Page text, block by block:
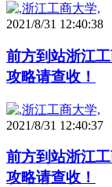
2021/8/31 12:40:38
前方到站浙江
攻略请查收！
2021/8/31 12:40:37
前方到站浙江
攻略请查收！